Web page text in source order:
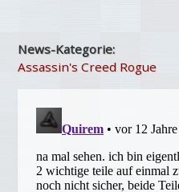
News-Kategorie:
Assassin's Creed Rogue